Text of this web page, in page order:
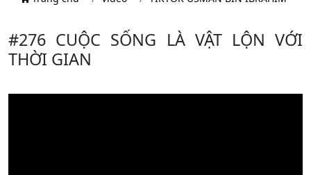
#276 CUỘC SỐNG LÀ VẬT LỘN VỚI
THỜI GIAN